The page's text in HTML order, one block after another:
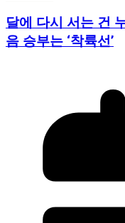
달에 다시 서는 건
음 승부는 ‘착륙선’